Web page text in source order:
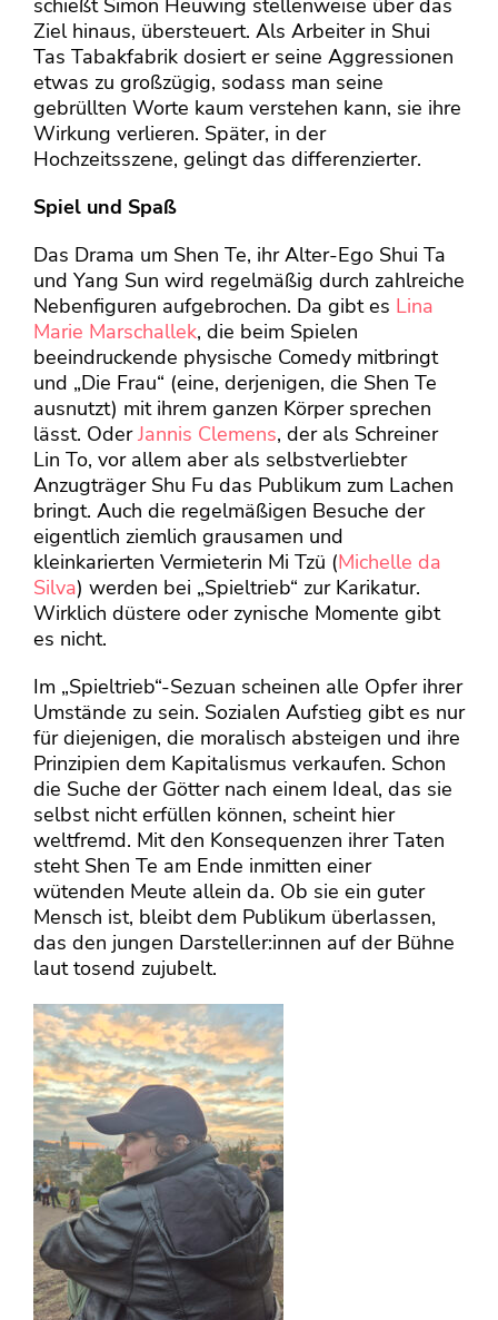
Ziel hinaus, übersteuert. Als Arbeiter in Shui
Tas Tabakfabrik dosiert er seine Aggressionen
etwas zu großzügig, sodass man seine
gebrüllten Worte kaum verstehen kann, sie ihre
Wirkung verlieren. Später, in der
Hochzeitsszene, gelingt das differenzierter.
Spiel und Spaß
Das Drama um Shen Te, ihr Alter-Ego Shui Ta
und Yang Sun wird regelmäßig durch zahlreiche
Nebenfiguren aufgebrochen. Da gibt es Lina
Marie Marschallek, die beim Spielen
beeindruckende physische Comedy mitbringt
und „Die Frau“ (eine, derjenigen, die Shen Te
ausnutzt) mit ihrem ganzen Körper sprechen
lässt. OderJannis Clemens, der als Schreiner
Lin To, vor allem aber als selbstverliebter
Anzugträger Shu Fu das Publikum zum Lachen
bringt. Auch die regelmäßigen Besuche der
eigentlich ziemlich grausamen und
kleinkarierten Vermieterin Mi Tzü (Michelle da
Silva) werden bei „Spieltrieb“ zur Karikatur.
Wirklich düstere oder zynische Momente gibt
es nicht.
Im „Spieltrieb“-Sezuan scheinen alle Opfer ihrer
Umstände zu sein. Sozialen Aufstieg gibt es nur
für diejenigen, die moralisch absteigen und ihre
Prinzipien dem Kapitalismus verkaufen. Schon
die Suche der Götter nach einem Ideal, das sie
selbst nicht erfüllen können, scheint hier
weltfremd. Mit den Konsequenzen ihrer Taten
steht Shen Te am Ende inmitten einer
wütenden Meute allein da. Ob sie ein guter
Mensch ist, bleibt dem Publikum überlassen,
das den jungen Darsteller:innen auf der Bühne
laut tosend zujubelt.